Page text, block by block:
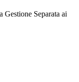
Gestione Separata ai